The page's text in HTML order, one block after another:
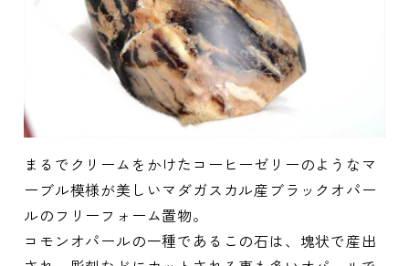
まるでクリームをかけたコーヒーゼリーのようなマ
ーブル模様が美しいマダガスカル産ブラックオパー
ルのフリーフォーム置物。
コモンオパールの一種であるこの石は、塊状で産出